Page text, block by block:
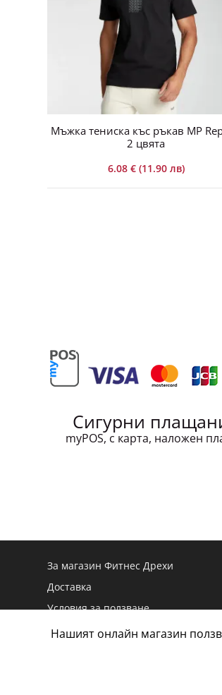
Нашият онлайн магазин
Мъжка тениска къс ръкав MP
2 цвята
6.08 € (11.90 лв)
Сигурни
myPOS, с карта, наложен
За магазин Фитнес Дрехи
Доставка
Условия за ползване
Връщане и замяна